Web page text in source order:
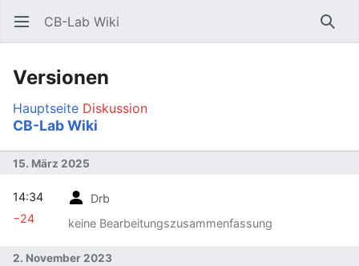
Hauptmenü öffnen CB-Lab Wiki
Versionen
Hauptseite Diskussion
CB-Lab Wiki
15. März 2025
Drb
keine Bearbeitungszusammenfassung
14:34
−24
2. November 2023